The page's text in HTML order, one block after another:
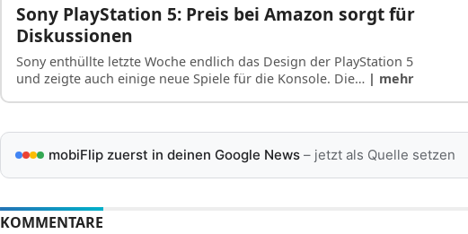
Sony PlayStation 5: Preis bei Amazon sorgt für
Diskussionen
Sony enthüllte letzte Woche endlich das Design der PlayStation 5
und zeigte auch einige neue Spiele für die Konsole. Die… | mehr
mobiFlip zuerst in deinen Google News– jetzt als Quelle setzen
KOMMENTARE